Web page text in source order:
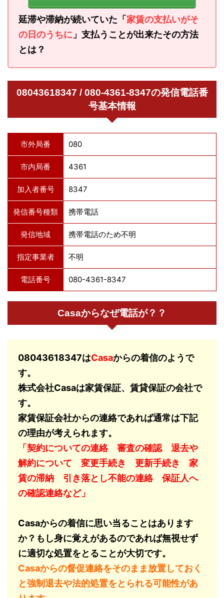
延滞や滞納が続いていた「 家賃の支払いがそ
の日のうちに 」支払うことが出来たその方法
とは？
08043618347 / 080-4361-8347の発信電話番
号基本情報
市外局番 080
市内局番 4361
加入者番号 8347
発信番号種類 携帯電話
発信地域 携帯電話のため不明
指定事業者 不明
電話番号 080-4361-8347
Casaからなぜ電話が？？
08043618347はCasaからの着信のようで
す。
株式会社Casaは家賃保証、賃貸保証の会社で
す。
家賃保証会社からの連絡であれば通常は下記
の理由が考えられます。
「契約についての連絡 審査の確認 退去や
解約について 変更手続き 更新手続き 家
賃の滞納 引き落とし不能の連絡 保証人へ
の確認連絡など」
Casaからの着信に思い当ることはあります
か？もし身に覚えがあるのであれば無視せず
に適切な処置をとることが大切です。
Casaからの督促連絡をそのまま放置しておく
と強制退去や法的処置をとられる可能性があ